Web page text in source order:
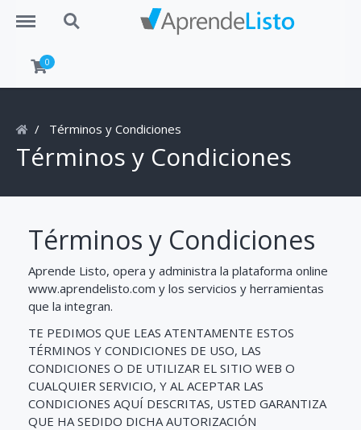
Menu Search
0
Términos y Condiciones
Términos y Condiciones
Términos y Condiciones
Aprende Listo, opera y administra la plataforma online
www.aprendelisto.com y los servicios y herramientas
que la integran.
TE PEDIMOS QUE LEAS ATENTAMENTE ESTOS
TÉRMINOS Y CONDICIONES DE USO, LAS
CONDICIONES O DE UTILIZAR EL SITIO WEB O
CUALQUIER SERVICIO, Y AL ACEPTAR LAS
CONDICIONES AQUÍ DESCRITAS, USTED GARANTIZA
QUE HA SEDIDO DICHA AUTORIZACIÓN